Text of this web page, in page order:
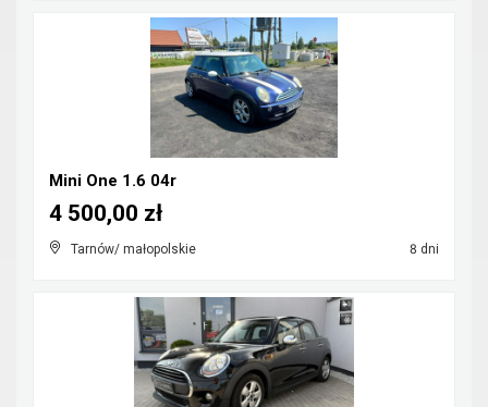
Mini One 1.6 04r
Tarnów/ małopolskie 8 dni
4 500,00 zł